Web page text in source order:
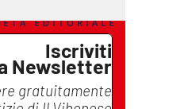
Iscriviti
Newsletter
gratuitamente